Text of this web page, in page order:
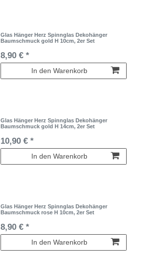
Glas Hänger Herz Spinnglas Dekohänger
Baumschmuck gold H 10cm, 2er Set
8,90 € *
In den Warenkorb
Glas Hänger Herz Spinnglas Dekohänger
Baumschmuck gold H 14cm, 2er Set
10,90 € *
In den Warenkorb
Glas Hänger Herz Spinnglas Dekohänger
Baumschmuck rose H 10cm, 2er Set
8,90 € *
In den Warenkorb